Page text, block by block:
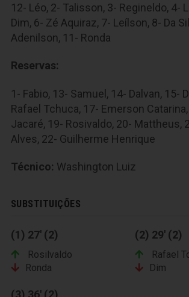
12- Léo, 2- Talisson, 3- Regineldo, 4-
Dim, 6- Zé Aquiraz, 7- Leílson, 8- Da
Adenilson, 11- Ronda
Reservas:
1- Fabio, 13- Samuel, 14- Dalvan, 15-
Rafael Tchuca, 17- Emerson
Jacaré, 19- Rosivaldo, 20- Mattheus,
Alves, 22- Guilherme Henrique
Técnico: Washington Luiz
SUBSTITUIÇÕES
(1) 27' (2)
Rosilvaldo
Ronda
(2) 29' (2)
Rafael
Dim